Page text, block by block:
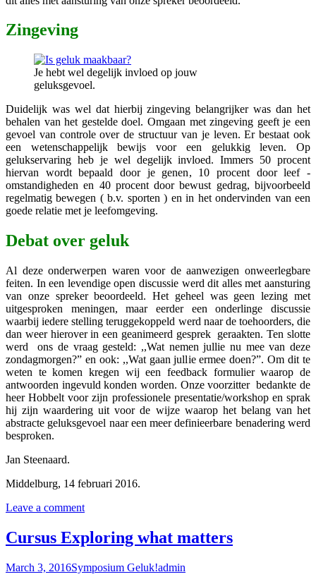
Zingeving
Je hebt wel degelijk invloed op jouw
geluksgevoel.
Duidelijk was wel dat hierbij zingeving belangrijker was dan het
behalen van het gestelde doel. Omgaan met zingeving geeft je een
gevoel van controle over de structuur van je leven. Er bestaat ook
een wetenschappelijk bewijs voor een gelukkig leven. Op
gelukservaring heb je wel degelijk invloed. Immers 50 procent
hiervan wordt bepaald door je genen, 10 procent door leef -
omstandigheden en 40 procent door bewust gedrag, bijvoorbeeld
regelmatig bewegen ( b.v. sporten ) en in het ondervinden van een
goede relatie met je leefomgeving.
Debat over geluk
Al deze onderwerpen waren voor de aanwezigen onweerlegbare
feiten. In een levendige open discussie werd dit alles met aansturing
van onze spreker beoordeeld. Het geheel was geen lezing met
uitgesproken meningen, maar eerder een onderlinge discussie
waarbij iedere stelling teruggekoppeld werd naar de toehoorders, die
dan weer hierover in een geanimeerd gesprek geraakten. Ten slotte
werd ons de vraag gesteld: ,,Wat nemen jullie nu mee van deze
zondagmorgen?” en ook: ,,Wat gaan jullie ermee doen?”. Om dit te
weten te komen kregen wij een feedback formulier waarop de
antwoorden ingevuld konden worden. Onze voorzitter bedankte de
heer Hobbelt voor zijn professionele presentatie/workshop en sprak
hij zijn waardering uit voor de wijze waarop het belang van het
abstracte geluksgevoel naar een meer definieerbare benadering werd
besproken.
Jan Steenaard.
Middelburg, 14 februari 2016.
Leave a comment
Cursus Exploring what matters
March 3, 2016Symposium Geluk!admin